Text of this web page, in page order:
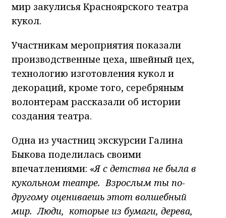
мир закулисья Красноярского театра
кукол.
Участникам мероприятия показали
производственные цеха, швейный цех,
технологию изготовления кукол и
декораций, кроме того, серебряным
волонтерам рассказали об истории
создания театра.
Одна из участниц экскурсии Галина
Быкова поделилась своими
впечатлениями: «Я с детства не была в
кукольном театре. Взрослым ты по-
другому оцениваешь этот волшебный
мир. Люди, которые из бумаги, дерева,